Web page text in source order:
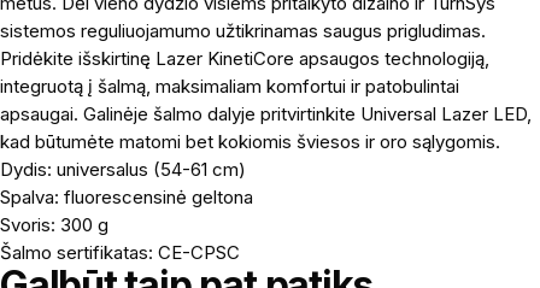
sistemos reguliuojamumo užtikrinamas saugus prigludimas.
Pridėkite išskirtinę Lazer KinetiCore apsaugos technologiją,
integruotą į šalmą, maksimaliam komfortui ir patobulintai
apsaugai. Galinėje šalmo dalyje pritvirtinkite Universal Lazer LED,
kad būtumėte matomi bet kokiomis šviesos ir oro sąlygomis.
Dydis: universalus (54-61 cm)
Spalva: fluorescensinė geltona
Svoris: 300 g
Šalmo sertifikatas: CE-CPSC